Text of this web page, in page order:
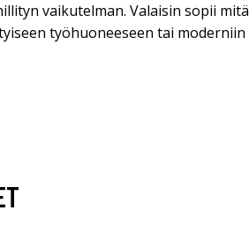
vaikutelman. Valaisin sopii mitä
työhuoneeseen tai moderniin